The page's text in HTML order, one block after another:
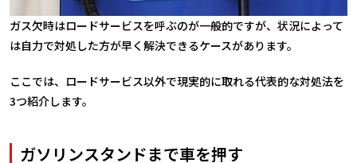
ガス欠時はロードサービスを呼ぶのが一般的ですが、状況によって
は自力で対処した方が早く解決できるケースがあります。
ここでは、ロードサービス以外で現実的に取れる代表的な対処法を
3つ紹介します。
ガソリンスタンドまで車を押す